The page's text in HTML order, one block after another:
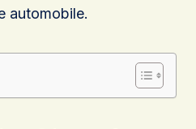
automobile.